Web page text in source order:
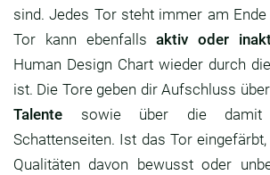
sind. Jedes Tor steht immer am
Tor kann ebenfallsaktiv oder
Human Design Chart wieder durch
ist. Die Tore geben dir Aufschluss
Talente sowie über die damit
Schattenseiten. Ist das Tor
Qualitäten davon bewusst oder